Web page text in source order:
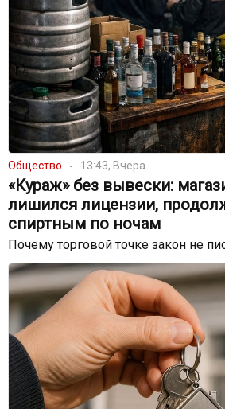
Общество 13:43, Вчера
«Кураж» без вывески:
лишился лицензии,
спиртным по ночам
Почему торговой точке закон не